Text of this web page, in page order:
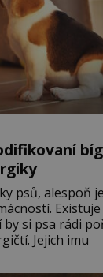
psů, alespoň
si psa rádi
Jejich imu